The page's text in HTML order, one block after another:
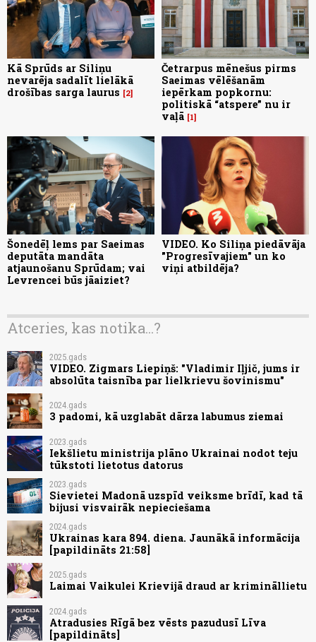
Kā Sprūds ar Siliņu
nevarēja sadalīt lielākā
drošības sarga laurus
2
Četrarpus mēnešus pirms
Saeimas vēlēšanām
iepērkam popkornu:
politiskā “atspere” nu ir
vaļā 1
Šonedēļ lems par Saeimas
deputāta mandāta
atjaunošanu Sprūdam; vai
Levrencei būs jāaiziet?
VIDEO. Ko Siliņa piedāvāja
"Progresīvajiem" un ko
viņi atbildēja?
Atceries, kas notika...?
2025.gads
VIDEO. Zigmars Liepiņš: "Vladimir Iļjič, jums ir
absolūta taisnība par lielkrievu šovinismu"
2024.gads
3 padomi, kā uzglabāt dārza labumus ziemai
2023.gads
Iekšlietu ministrija plāno Ukrainai nodot teju
tūkstoti lietotus datorus
2023.gads
Sievietei Madonā uzspīd veiksme brīdī, kad tā
bijusi visvairāk nepieciešama
2024.gads
Ukrainas kara 894. diena. Jaunākā informācija
[papildināts 21:58]
2025.gads
Laimai Vaikulei Krievijā draud ar krimināllietu
2024.gads
Atradusies Rīgā bez vēsts pazudusī Līva
[papildināts]